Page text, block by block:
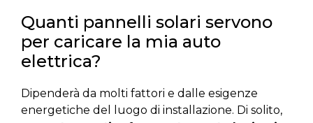
Quanti pannelli solari servono
per caricare la mia auto
elettrica?
Dipenderà da molti fattori e dalle esigenze
energetiche del luogo di installazione. Di solito,